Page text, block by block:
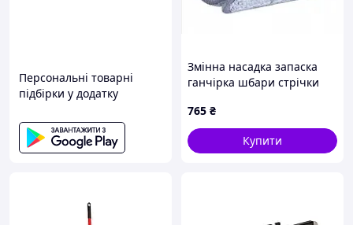
Рекомендовані поверхні:
Ламінат, паркет, дерев'яні підлоги
Керамічна плитка, лінолеум
Персональні товарні
підбірки у додатку
Змінна насадка запаска
ганчірка шбари стрічки
765 ₴
Купити